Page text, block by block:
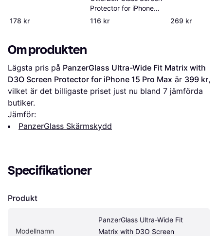
178 kr
Protector for iPhone
15 Pro Max
116 kr 269 kr
Om produkten
Lägsta pris på PanzerGlass Ultra-Wide Fit Matrix with
D3O Screen Protector for iPhone 15 Pro Max är 399 kr,
vilket är det billigaste priset just nu bland 7 jämförda
butiker.
Jämför:
PanzerGlass Skärmskydd
Specifikationer
Produkt
Modellnamn
PanzerGlass Ultra-Wide Fit
Matrix with D3O Screen